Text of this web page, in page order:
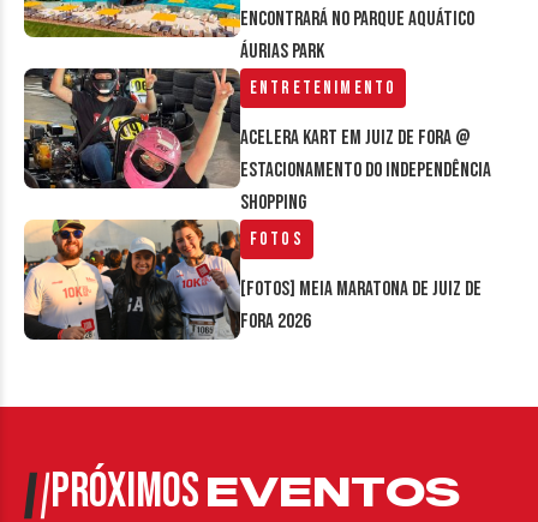
encontrará no parque aquático
Áurias Park
Entretenimento
Acelera Kart em Juiz de Fora @
estacionamento do Independência
Shopping
Fotos
[FOTOS] Meia Maratona de Juiz de
Fora 2026
PRÓXIMOSEVENTOS